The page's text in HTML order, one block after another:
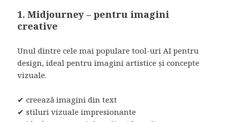
1. Midjourney – pentru imagini
creative
Unul dintre cele mai populare tool-uri AI pentru
design, ideal pentru imagini artistice și concepte
vizuale.
✔ creează imagini din text
✔ stiluri vizuale impresionante